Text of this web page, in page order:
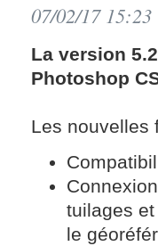
07/02/17
La version
Photoshop
Les nouvelles
tuilages
le